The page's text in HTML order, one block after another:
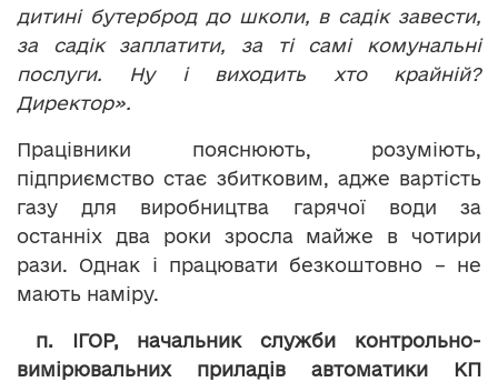
дитині бутерброд до школи, в садік завести,
за садік заплатити, за ті самі комунальні
послуги. Ну і виходить хто крайній?
Директор».
Працівники пояснюють, розуміють,
підприємство стає збитковим, адже вартість
газу для виробництва гарячої води за
останніх два роки зросла майже в чотири
рази. Однак і працювати безкоштовно – не
мають наміру.
п. ІГОР, начальник служби контрольно-
вимірювальних приладів автоматики
КП